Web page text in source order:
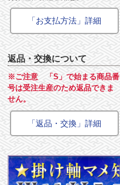
「お支払方法」詳細
返品・交換について
※ご注意 「S」で始まる商品番
号は受注生産のため返品できま
せん。
「返品・交換」詳細